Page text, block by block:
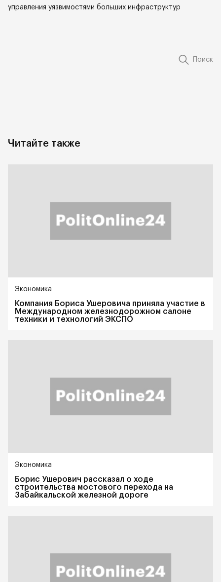
управления уязвимостями больших инфраструктур
Поиск
Читайте также
Экономика
Компания Бориса Ушеровича приняла участие в
Международном железнодорожном салоне
техники и технологий ЭКСПО
Экономика
Борис Ушерович рассказал о ходе
строительства мостового перехода на
Забайкальской железной дороге